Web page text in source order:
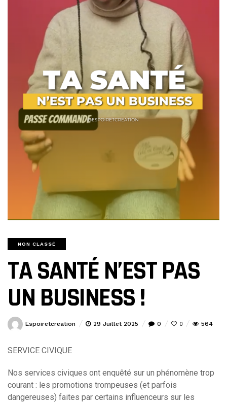
NON CLASSÉ
TA SANTÉ N’EST PAS
UN BUSINESS !
Espoiretcreation 29 Juillet 2025 0 0 564
SERVICE CIVIQUE
Nos services civiques ont enquêté sur un phénomène trop
courant : les promotions trompeuses (et parfois
dangereuses) faites par certains influenceurs sur les